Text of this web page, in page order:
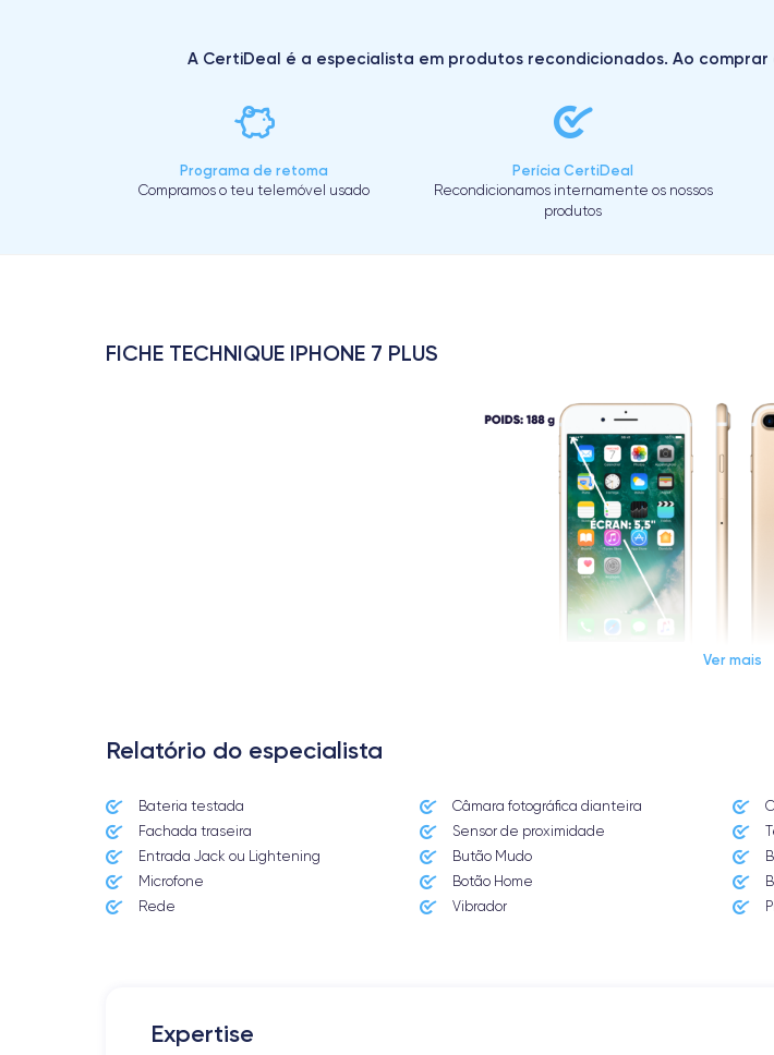
A CertiDeal é a especialista em produtos recondicionados. Ao
Programa de retoma
Compramos o teu telemóvel usado
Perícia CertiDeal
Recondicionamos internamente os nossos
produtos
FICHE TECHNIQUE IPHONE 7 PLUS
Date de sortie
07/09/2016 iOS
Dimensions
158.2×77.9×7.3 mm
Poids
188 g
3 GO
Ver mais
Relatório do especialista
Bateria testada Câmara fotográfica dianteira
Fachada traseira
Sensor de proximidade
Entrada Jack ou Lightening
Butão Mudo
Microfone
Botão Home
Rede
Vibrador
Expertise